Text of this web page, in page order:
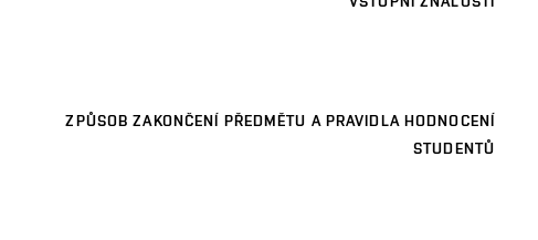
ZPŮSOB ZAKONČENÍ PŘEDMĚTU A PRAVIDLA HODNOCENÍ
STUDENTŮ